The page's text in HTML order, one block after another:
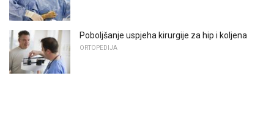
Poboljšanje uspjeha kirurgije za hip i koljena
ORTOPEDIJA